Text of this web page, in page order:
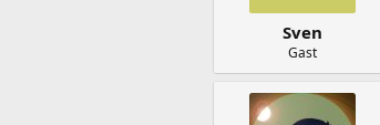
Sven
Gast